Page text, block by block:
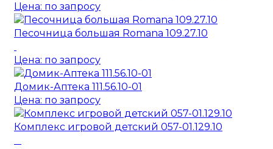
Цена: по запросу
Песочница большая Romana 109.27.10
Цена: по запросу
Домик-Аптека 111.56.10-01
Цена: по запросу
Комплекс игровой детский 057-01.129.10